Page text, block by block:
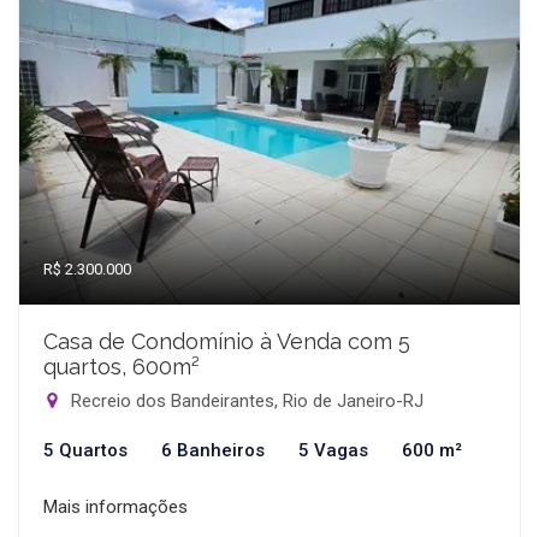
R$ 2.300.000
Casa de Condomínio à Venda com 5
quartos, 600m²
Recreio dos Bandeirantes, Rio de Janeiro-RJ
5 Quartos 6 Banheiros 5 Vagas 600 m²
Mais informações